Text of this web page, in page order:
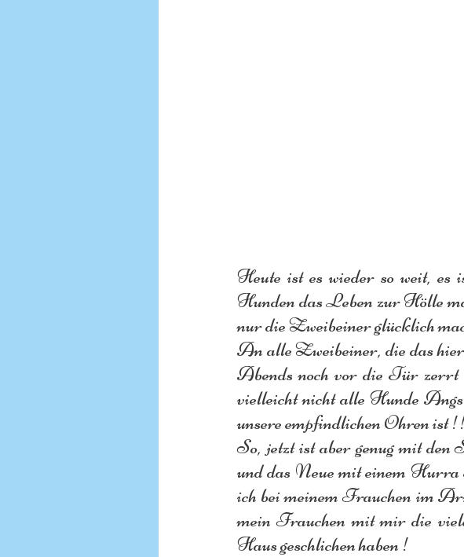
Heute ist es wieder so weit,
Hunden das Leben zur Hölle
nur die Zweibeiner glücklich
An alle Zweibeiner, die das hier
Abends noch vor die Tür zerrt
vielleicht nicht alle Hunde
unsere empfindlichen Ohren ist
So, jetzt ist aber genug mit den
und das Neue mit einem Hurra
ich bei meinem Frauchen im
mein Frauchen mit mir die
Haus geschlichen haben !